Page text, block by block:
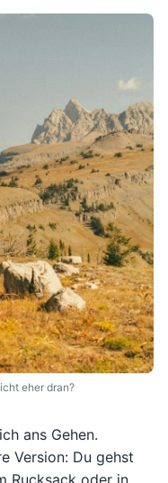
eher dran?
ans Gehen.
Version: Du gehst
Rucksack oder in